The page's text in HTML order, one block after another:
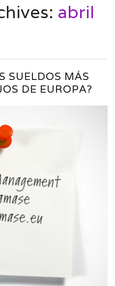
abril
SUELDOS MÁS
DE EUROPA?